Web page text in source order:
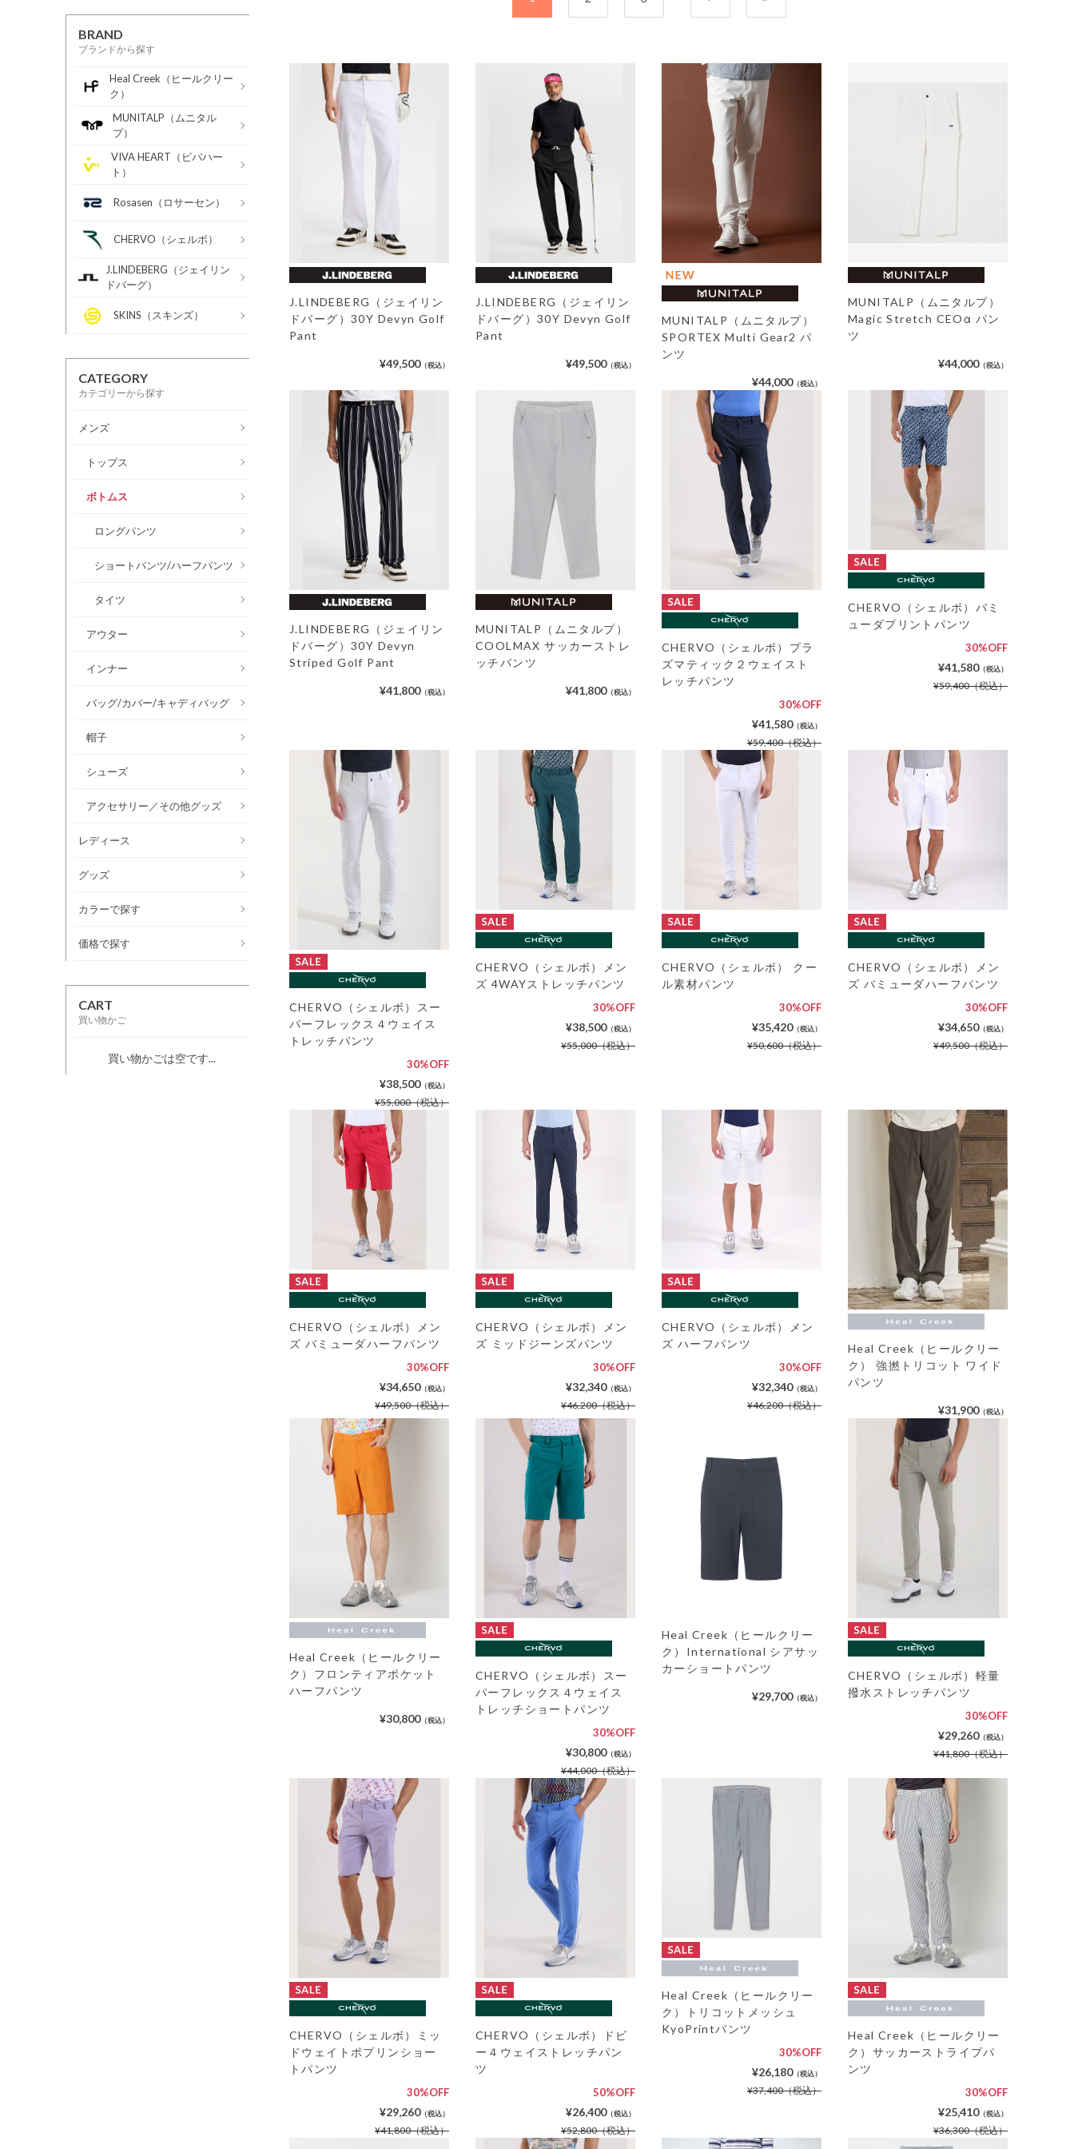
BRAND
ブランドから探す
Heal Creek（ヒールクリー
ク）
MUNITALP（ムニタル
プ）
VIVA HEART（ビバハー
ト）
Rosasen（ロサーセン）
CHERVO（シェルボ）
J.LINDEBERG（ジェイリン
ドバーグ）
SKINS（スキンズ）
CATEGORY
カテゴリーから探す
メンズ
トップス
ボトムス
ロングパンツ
ショートパンツ/ハーフパンツ
タイツ
アウター
インナー
バッグ/カバー/キャディバッグ
帽子
シューズ
アクセサリー／その他グッズ
レディース
グッズ
カラーで探す
価格で探す
CART
買い物かご
買い物かごは空です...
J.LINDEBERG（ジェイリン
ドバーグ）30Y Devyn Golf
Pant
¥49,500（税込）
J.LINDEBERG（ジェイリン
ドバーグ）30Y Devyn Golf
Pant
¥49,500（税込）
MUNITALP（ムニタルプ）
SPORTEX Multi Gear2 パ
ンツ
¥44,000（税込）
MUNITALP（ムニタルプ）
Magic Stretch CEOα パン
ツ
¥44,000（税込）
J.LINDEBERG（ジェイリン
ドバーグ）30Y Devyn
Striped Golf Pant
¥41,800（税込）
MUNITALP（ムニタルプ）
COOLMAX サッカーストレ
ッチパンツ
¥41,800（税込）
CHERVO（シェルボ）プラ
ズマティック２ウェイスト
レッチパンツ
30%OFF
¥41,580（税込）
¥59,400（税込）
CHERVO（シェルボ）バミ
ューダプリントパンツ
30%OFF
¥41,580（税込）
¥59,400（税込）
CHERVO（シェルボ）スー
パーフレックス４ウェイス
トレッチパンツ
30%OFF
¥38,500（税込）
¥55,000（税込）
CHERVO（シェルボ）メン
ズ 4WAYストレッチパンツ
30%OFF
¥38,500（税込）
¥55,000（税込）
CHERVO（シェルボ） クー
ル素材パンツ
30%OFF
¥35,420（税込）
¥50,600（税込）
CHERVO（シェルボ）メン
ズ バミューダハーフパンツ
30%OFF
¥34,650（税込）
¥49,500（税込）
CHERVO（シェルボ）メン
ズ バミューダハーフパンツ
30%OFF
¥34,650（税込）
¥49,500（税込）
CHERVO（シェルボ）メン
ズ ミッドジーンズパンツ
30%OFF
¥32,340（税込）
¥46,200（税込）
CHERVO（シェルボ）メン
ズ ハーフパンツ
30%OFF
¥32,340（税込）
¥46,200（税込）
Heal Creek（ヒールクリー
ク） 強撚トリコット ワイド
パンツ
¥31,900（税込）
Heal Creek（ヒールクリー
ク）フロンティアポケット
ハーフパンツ
¥30,800（税込）
CHERVO（シェルボ）スー
パーフレックス４ウェイス
トレッチショートパンツ
30%OFF
¥30,800（税込）
¥44,000（税込）
Heal Creek（ヒールクリー
ク）International シアサッ
カーショートパンツ
¥29,700（税込）
CHERVO（シェルボ）軽量
撥水ストレッチパンツ
30%OFF
¥29,260（税込）
¥41,800（税込）
CHERVO（シェルボ）ミッ
ドウェイトポプリンショー
トパンツ
30%OFF
¥29,260（税込）
¥41,800（税込）
CHERVO（シェルボ）ドビ
ー４ウェイストレッチパン
ツ
50%OFF
¥26,400（税込）
¥52,800（税込）
Heal Creek（ヒールクリー
ク）トリコットメッシュ
KyoPrintパンツ
30%OFF
¥26,180（税込）
¥37,400（税込）
Heal Creek（ヒールクリー
ク）サッカーストライプパ
ンツ
30%OFF
¥25,410（税込）
¥36,300（税込）